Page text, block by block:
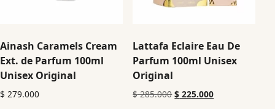
Ainash Caramels Cream
Ext. de Parfum 100ml
Unisex Original
$ 279.000
Lattafa Eclaire Eau De
Parfum 100ml Unisex
Original
$285.000 $ 225.000